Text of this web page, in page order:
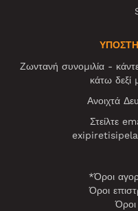
Ζωντανή συνομιλία - κάντε
κάτω δεξί
Ανοιχτά
Στείλτε
*Όροι
Όροι